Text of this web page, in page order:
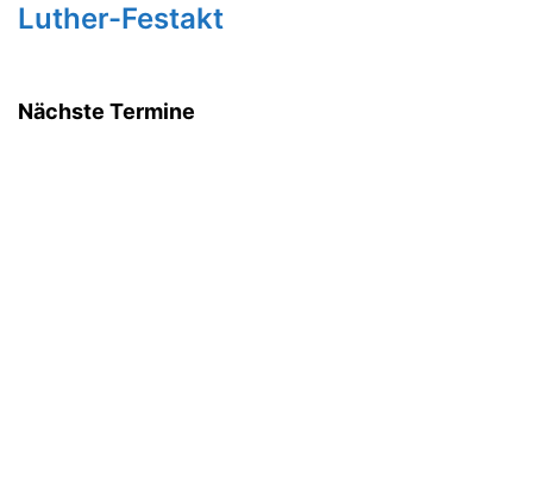
Luther-Festakt
Nächste Termine